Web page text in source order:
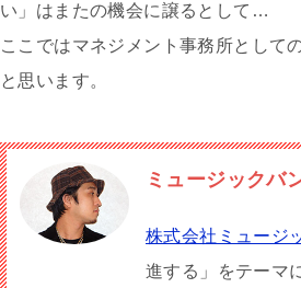
い」はまたの機会に譲るとして…
ここではマネジメント事務所として
と思います。
ミュージックバ
株式会社ミュージ
進する」をテーマ